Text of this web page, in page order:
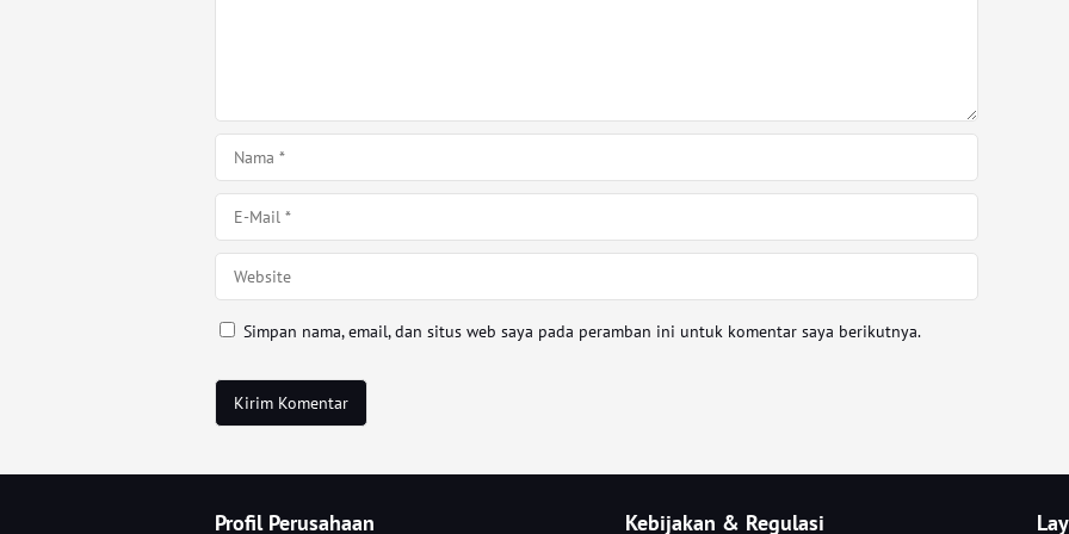
Simpan nama, email, dan situs web saya pada peramban ini untuk komentar saya berikutnya.
Profil Perusahaan Kebijakan & Regulasi